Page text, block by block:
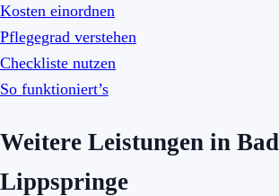
Kosten einordnen
Pflegegrad verstehen
Checkliste nutzen
So funktioniert’s
Weitere Leistungen in Bad
Lippspringe